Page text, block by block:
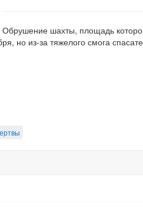
Обрушение шахты, площадь
но из-за тяжелого смога